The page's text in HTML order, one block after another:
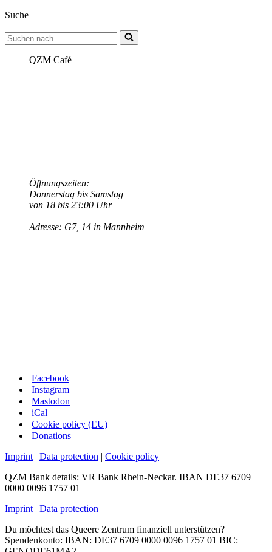
Suche
Suchen
nach …
QZM Café
Öffnungszeiten:
Donnerstag bis Samstag
von 18 bis 23:00 Uhr
Adresse: G7, 14 in Mannheim
Facebook
Instagram
Mastodon
iCal
Cookie policy (EU)
Donations
Imprint | Data protection | Cookie policy
QZM Bank details: VR Bank Rhein-Neckar. IBAN DE37 6709
0000 0096 1757 01
Imprint | Data protection
Du möchtest das Queere Zentrum finanziell unterstützen?
Spendenkonto: IBAN: DE37 6709 0000 0096 1757 01 BIC: